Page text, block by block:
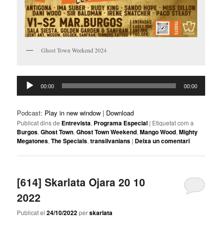
Ghost Town Weekend 2024
Reproductor
d'àudio
00:00 00:00
Podcast: Play in new window | Download
Publicat dins de Entrevista, Programa Especial | Etiquetat com a
Burgos,Ghost Town,Ghost Town Weekend,Mango Wood,Mighty
Megatones,The Specials,transilvanians | Deixa un comentari
[614] Skarlata Ojara 20 10
2022
Publicat el24/10/2022perskarlata